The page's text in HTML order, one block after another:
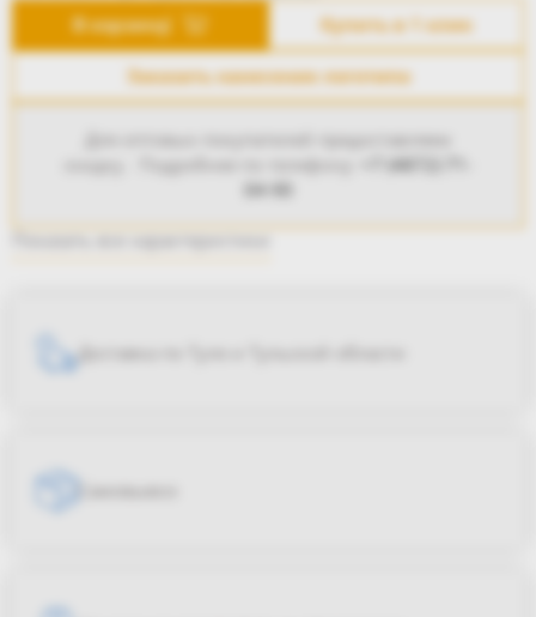
В корзину Купить в 1 клик
Заказать нанесение логотипа
+7 (4872) 71-
Доставка по Туле и Тульской области